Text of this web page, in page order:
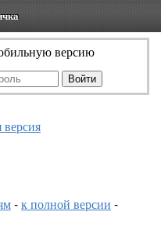
версию
-к полной версии -